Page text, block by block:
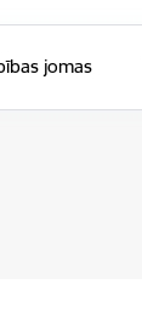
jomas